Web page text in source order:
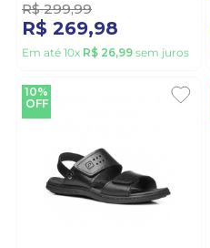
R$ 299,99
R$ 269,98
Em até 10x R$ 26,99 sem juros
10%
OFF